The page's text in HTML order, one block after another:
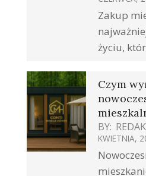
Zakup
życiu,
Czym
BY:
KWIETNIA,